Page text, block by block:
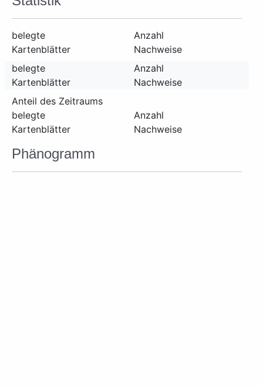
belegte
Kartenblätter
Anzahl
Nachweise
belegte
Kartenblätter
Anzahl
Nachweise
Anteil des Zeitraums
belegte
Kartenblätter
Anzahl
Nachweise
Phänogramm